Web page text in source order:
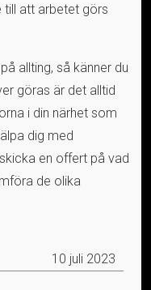
till att arbetet görs
allting, så känner du
göras är det alltid
i din närhet som
dig med
en offert på vad
de olika
10 juli 2023